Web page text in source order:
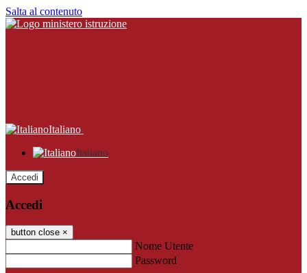
Salta al contenuto
Italiano
Italiano
Accedi
Accedi
button close ×
Nome Utente
Password